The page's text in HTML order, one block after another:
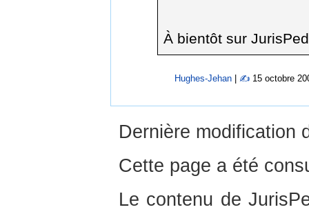
À bientôt sur
Hughes-Jehan | ✍ 15 octobre
Dernière modification
Cette page a été
Le contenu de